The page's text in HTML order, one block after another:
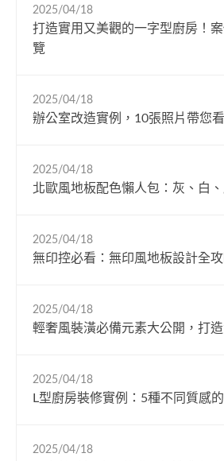
2025/04/18
打造實用又美觀的一字型廚房！
覽
2025/04/18
辦公室改造實例，10張照片帶您
2025/04/18
北歐風地板配色懶人包：灰、白
2025/04/18
無印控必看：無印風地板設計全
2025/04/18
輕奢風裝潢必備元素大公開，打
2025/04/18
L型廚房裝修實例：5種不同質感的
2025/04/18